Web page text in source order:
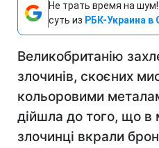
Не трать время на
суть из РБК-Украина в
Великобританію
злочинів, скоєних
кольоровими
дійшла до того, що в
злочинці вкрали